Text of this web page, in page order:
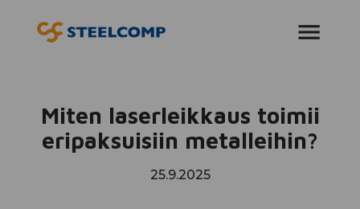
Miten laserleikkaus toimii
eripaksuisiin metalleihin?
25.9.2025